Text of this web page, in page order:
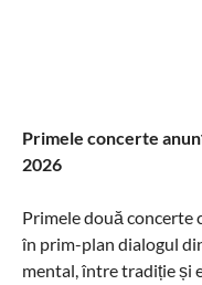
Primele concerte
2026
Primele două concerte
în prim-plan dialogul
mental, între tradiție și